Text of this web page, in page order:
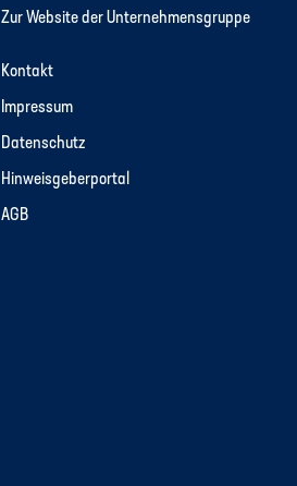
Zur Website der Unternehmensgruppe
Kontakt
Impressum
Datenschutz
Hinweisgeberportal
AGB